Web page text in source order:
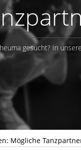
gesucht? In
Mögliche